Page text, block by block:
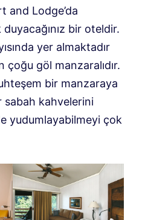
and Lodge’da
bir oteldir.
yer almaktadır
çoğu göl manzaralıdır.
bir manzaraya
sabah kahvelerini
yudumlayabilmeyi çok